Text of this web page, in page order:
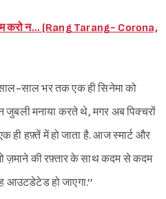
करो न… (Rang Tarang- Corona,
साल भर तक एक ही सिनेमा को
मनाया करते थे, मगर अब पिक्चरों
ही हफ़्तें में हो जाता है. आज स्मार्ट और
ज़माने की रफ़्तार के साथ कदम से कदम
आउटडेटेड हो जाएगा.’’